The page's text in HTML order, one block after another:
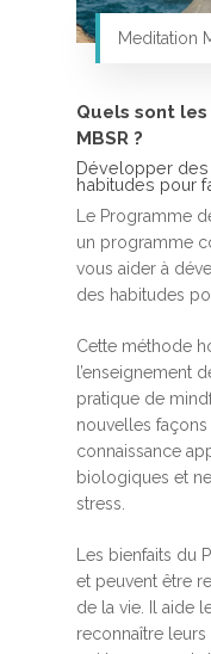
Meditation
Quels sont
MBSR ?
Développer
habitudes pour
Le Programme
un programme
vous aider à
des habitudes
Cette méthode
l’enseignement
pratique de
nouvelles façons
connaissance
biologiques et
stress.
Les bienfaits du
et peuvent être
de la vie. Il aide
reconnaître